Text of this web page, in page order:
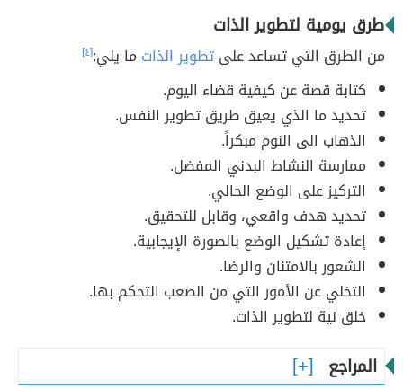
طرق يومية لتطوير الذات
من الطرق التي تساعد علىتطوير الذات ما يلي:[٤]
كتابة قصة عن كيفية قضاء اليوم.
تحديد ما الذي يعيق طريق تطوير النفس.
الذهاب الى النوم مبكراً.
ممارسة النشاط البدني المفضل.
التركيز على الوضع الحالي.
تحديد هدف واقعي، وقابل للتحقيق.
إعادة تشكيل الوضع بالصورة الإيجابية.
الشعور بالامتنان والرضا.
التخلي عن الأمور التي من الصعب التحكم بها.
خلق نية لتطوير الذات.
المراجع